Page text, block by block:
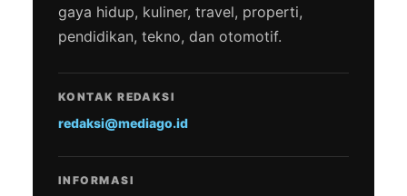
gaya hidup, kuliner, travel, properti,
pendidikan, tekno, dan otomotif.
KONTAK REDAKSI
redaksi@mediago.id
INFORMASI